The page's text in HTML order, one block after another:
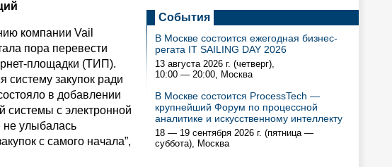
компании Vail
пора перевести
площадки (ТИП).
закупок ради
в добавлении
системы с электронной
не улыбалась
с самого начала”,
События
В Москве состоится ежегодная бизнес-
регата IT SAILING DAY 2026
13 августа 2026 г. (четверг),
10:00 — 20:00, Москва
В Москве состоится ProcessTech —
крупнейший Форум по процессной
аналитике и искусственному интеллекту
18 — 19 сентября 2026 г. (пятница —
суббота), Москва